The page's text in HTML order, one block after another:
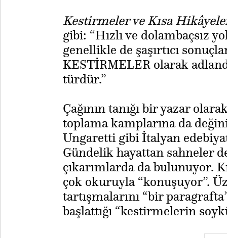
Kestirmeler ve Kısa
gibi: “Hızlı ve dolambaçsız
genellikle de şaşırtıcı
KESTİRMELER olarak
türdür.”
Çağının tanığı bir yazar
toplama kamplarına da
Ungaretti gibi İtalyan
Gündelik hayattan sahneler
çıkarımlarda da bulunuyor.
çok okuruyla “konuşuyor”.
tartışmalarını “bir
başlattığı “kestirmelerin